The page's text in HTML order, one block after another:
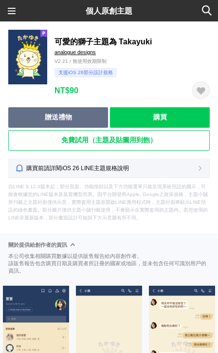
個人原創主題
可愛的獅子主題為 Takayuki
analogue designs
V2.21 / 無使用效期限制
支援iOS 26部分設計規格
NT$90
贈送禮物 購買
免費試用（主題及貼圖用到飽）
購買前請詳閱iOS 26 LINE主題規格說明
自LINE 9.12.0版本起，部分頁面、功能按鈕以及下方功能選單只能呈現系統預設的圖示，可
能會根據您的LINE版本及裝置機型而異。因平台開發商Apple, Google之政策規格，主題小舖
所刊載之主題封面僅供示意，實際套用主題並開啟LINE應用程式時，主題封面將顯示LINE預
設的綠色畫面。部分圖片僅供主題小舖刊載使用，不會顯示在實際套用的主題內。若您使用的
LINE非最新版本，部分畫面設計可能與下方示意圖有所不同。
關於提供給創作者的資訊
本公司收集相關購買數據以提供販售報告給內容創作者。
該販售報告包含購買日期及購買者所註冊的國家或地區，並未包含任何可識別用戶的
資訊。